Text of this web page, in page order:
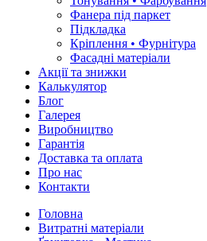
Фанера під паркет
Підкладка
Кріплення • Фурнітура
Фасадні матеріали
Акції та знижки
Калькулятор
Блог
Галерея
Виробництво
Гарантія
Доставка та оплата
Про нас
Контакти
Головна
Витратні матеріали